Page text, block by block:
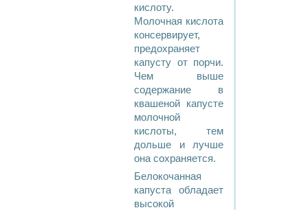
кислоту.
Молочная кислота
консервирует,
предохраняет
капусту от порчи.
Чем выше
содержание в
квашеной капусте
молочной
кислоты, тем
дольше и лучше
она сохраняется.
Белокочанная
капуста обладает
высокой